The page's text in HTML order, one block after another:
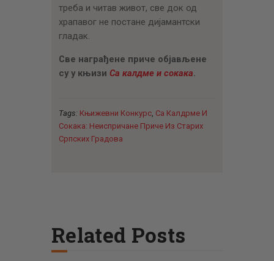
треба и читав живот, све док од
храпавог не постане дијамантски
гладак.
Све награђене приче објављене
су у књизи Са калдме и сокака.
Tags: Књижевни Конкурс, Са Калдрме И
Сокака: Неиспричане Приче Из Старих
Српских Градова
Related Posts